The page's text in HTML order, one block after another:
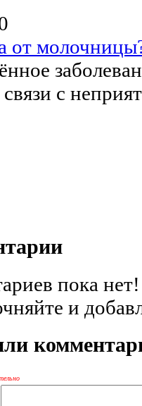
от
связи с
пока
и